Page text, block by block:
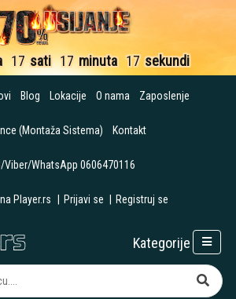
17 sati 17 minuta 16 sekundi
Blog Lokacije O nama Zaposlenje
(Montaža Sistema) Kontakt
Viber/WhatsApp 0606470116
Player.rs Prijavi se Registruj se
Kategorije